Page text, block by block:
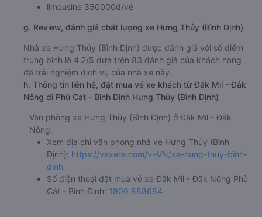
limousine 350000đ/vé
g. Review, đánh giá chất lượng xe Hưng Thủy (Bình Định)
Nhà xe Hưng Thủy (Bình Định) được đánh giá với số điểm
trung bình là 4.2/5 dựa trên 83 đánh giá của khách hàng
đã trải nghiệm dịch vụ của nhà xe này.
h. Thông tin liên hệ, đặt mua vé xe khách từ Đăk Mil - Đắk
Nông đi Phù Cát - Bình Định Hưng Thủy (Bình Định)
Văn phòng xe Hưng Thủy (Bình Định) ở Đăk Mil - Đắk
Nông:
Xem địa chỉ văn phòng nhà xe Hưng Thủy (Bình
Định): https://vexere.com/vi-VN/xe-hung-thuy-binh-
dinh
Số điện thoại đặt mua vé xe Đăk Mil - Đắk Nông Phù
Cát - Bình Định: 1900 888684